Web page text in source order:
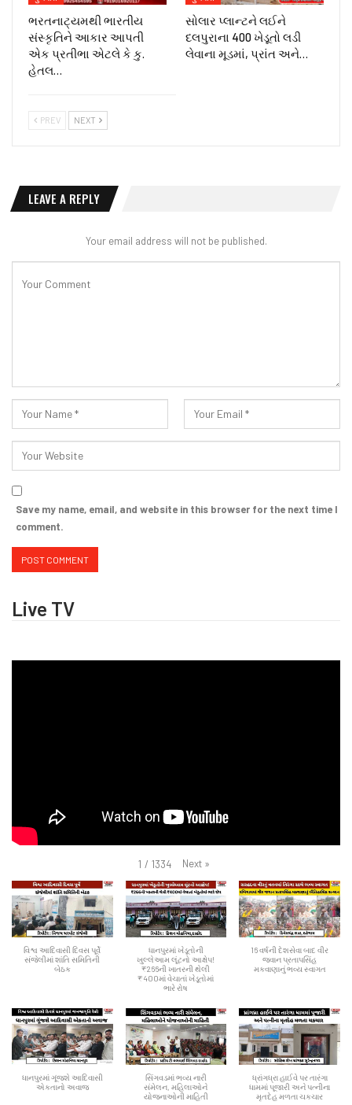
ભરતનાટ્યમથી ભારતીય
સંસ્કૃતિને આકાર આપતી
એક પ્રતીભા એટલે કે‌ કુ.
હેતલ…
સોલાર પ્લાન્ટને લઈને
દલપુરાના 400 ખેડૂતો લડી
લેવાના મૂડમાં, પ્રાંત અને…
PREV NEXT
LEAVE A REPLY
Your email address will not be published.
Save my name, email, and website in this browser for the next time I
comment.
Live TV
1 / 1334 Next »
વિશ્વ આદિવાસી દિવસ પૂર્વે
સંજેલીમાં શાંતિ સમિતિની
બેઠક
ધાનપુરમાં ખેડૂતોની
ખુલ્લેઆમ લૂંટનો આક્ષેપ!
₹266ની ખાતરની થેલી
₹400માં વેચાતાં ખેડૂતોમાં
ભારે રોષ
16 વર્ષની દેશસેવા બાદ વીર
જવાન પ્રતાપસિંહ
મકવાણાનું ભવ્ય સ્વાગત
ધાનપુરમાં ગૂંજશે આદિવાસી
એકતાનો અવાજ
સિંગવડમાં ભવ્ય નારી
સંમેલન, મહિલાઓને
યોજનાઓની માહિતી
ધ્રાંગધ્રા હાઈવે પર તારંગા
ધામમાં પૂજારી અને પત્નીના
મૃતદેહ મળતા ચકચાર